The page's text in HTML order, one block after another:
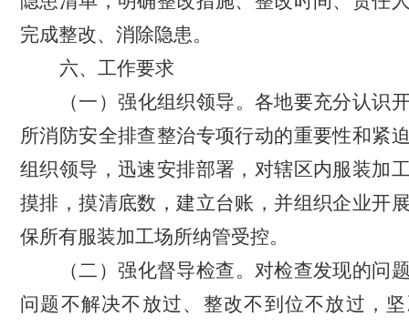
完成整改、消除隐患。
六、工作要求
（一）强化组织领导。 各地要充分认识
所消防安全排查整治专项行动的重要性和紧
组织领导，迅速安排部署，对辖区内服装加
摸排，摸清底数，建立台账，并组织企业开
保所有服装加工场所纳管受控。
（二）强化督导检查。 对检查发现的问
问题不解决不放过、整改不到位不放过，